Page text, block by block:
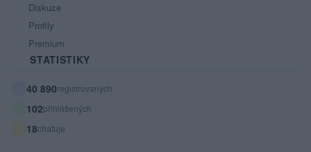
Diskuze
Profily
Premium
STATISTIKY
40 890registrovaných
102přihlášených
18chatuje